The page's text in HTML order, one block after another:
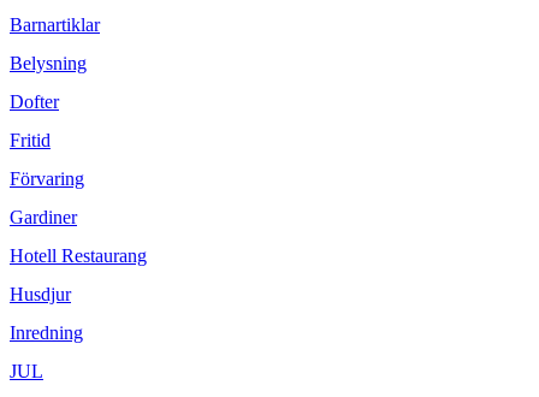
Barnartiklar
Belysning
Dofter
Fritid
Förvaring
Gardiner
Hotell Restaurang
Husdjur
Inredning
JUL